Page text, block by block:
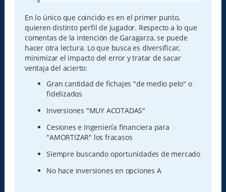
En lo único que coincido es en el primer punto,
quieren distinto perfil de jugador. Respecto a lo que
comentas de la intención de Garagarza, se puede
hacer otra lectura. Lo que busca es diversificar,
minimizar el impacto del error y tratar de sacar
ventaja del acierto:
Gran cantidad de fichajes "de medio pelo" o
fidelizados
Inversiones "MUY ACOTADAS"
Cesiones e Ingeniería financiera para
"AMORTIZAR" los fracasos
Siempre buscando oportunidades de mercado
No hace inversiones en opciones A